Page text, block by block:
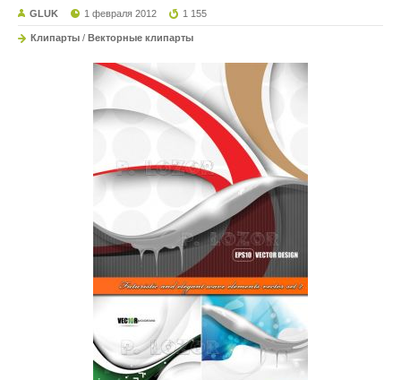
GLUK 1 февраля 2012 1 155
Клипарты / Векторные клипарты